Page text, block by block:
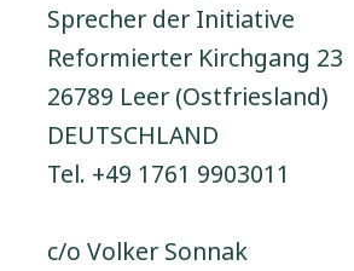
Sprecher der Initiative
Reformierter Kirchgang 23
26789 Leer (Ostfriesland)
DEUTSCHLAND
Tel. +49 1761 9903011
c/o Volker Sonnak